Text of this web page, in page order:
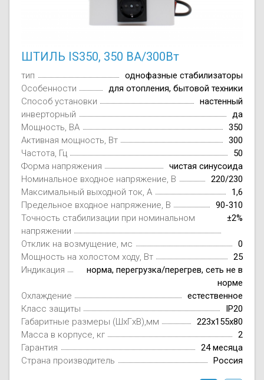
ШТИЛЬ IS350, 350 ВА/300Вт
тип
однофазные стабилизаторы
Особенности
для отопления, бытовой техники
Способ установки
настенный
инверторный
да
Мощность, ВА
350
Активная мощность, Вт
300
Частота, Гц
50
Форма напряжения
чистая синусоида
Номинальное входное напряжение, В
220/230
Максимальный выходной ток, А
1,6
Предельное входное напряжение, В
90-310
Точность стабилизации при номинальном
напряжении
±2%
Отклик на возмущение, мс
0
Мощность на холостом ходу, Вт
25
Индикация
норма, перегрузка/перегрев, сеть не в
норме
Охлаждение
естественное
Класс защиты
IP20
Габаритные размеры (ШxГxВ),мм
223х155х80
Масса в корпусе, кг
2
Гарантия
24 месяца
Страна производитель
Россия